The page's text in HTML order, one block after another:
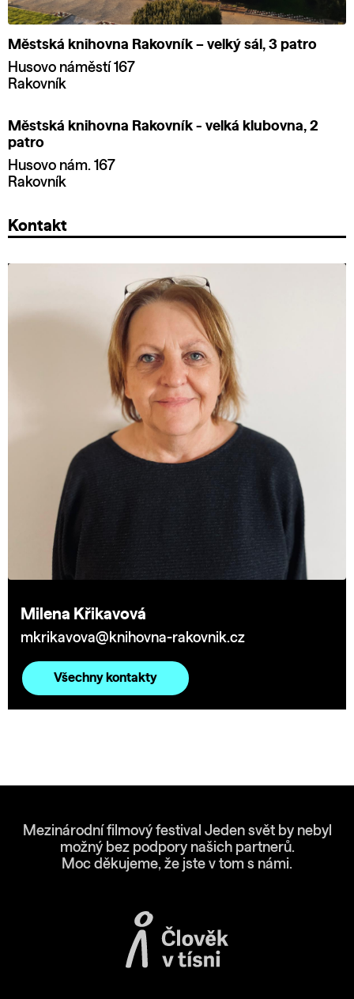
Městská knihovna Rakovník – velký sál, 3 patro
Husovo náměstí 167
Rakovník
Městská knihovna Rakovník - velká klubovna, 2
patro
Husovo nám. 167
Rakovník
Kontakt
Milena Křikavová
mkrikavova@knihovna-rakovnik.cz
Všechny kontakty
Mezinárodní filmový festival Jeden svět by nebyl
možný bez podpory našich partnerů.
Moc děkujeme, že jste v tom s námi.